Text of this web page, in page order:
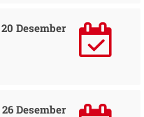
Desember
Desember